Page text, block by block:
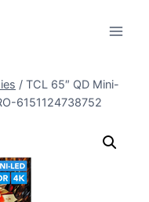
/ TCL 65″ QD Mini-
6151124738752